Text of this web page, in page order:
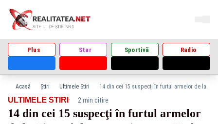
Plus Star Sportivă Radio
Acasă Știri Ultimele Stiri 14 din cei 15 suspecţi în furtul armelor de la Ciorogârla, arestaţi pentru 29 de zile
ULTIMELE STIRI · 2 min citire
14 din cei 15 suspecţi în furtul armelor